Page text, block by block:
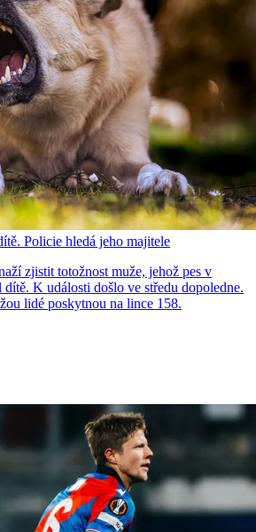
Policie hledá jeho majitele
zjistit totožnost muže, jehož pes v
K události došlo ve středu dopoledne.
lidé poskytnou na lince 158.